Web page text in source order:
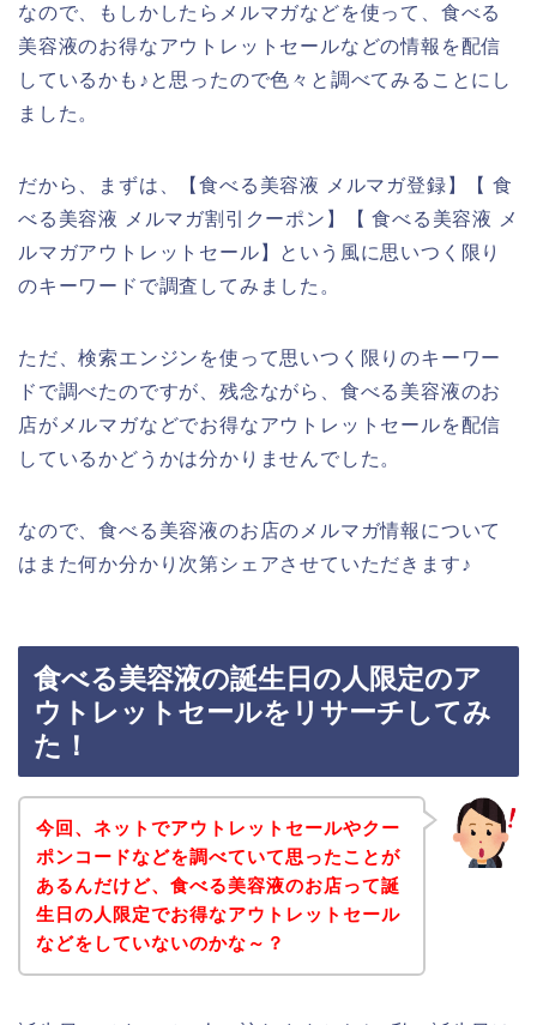
なので、もしかしたらメルマガなどを使って、食べる
美容液のお得なアウトレットセールなどの情報を配信
しているかも♪と思ったので色々と調べてみることにし
ました。
だから、まずは、【食べる美容液 メルマガ登録】【 食
べる美容液 メルマガ割引クーポン】【 食べる美容液 メ
ルマガアウトレットセール】という風に思いつく限り
のキーワードで調査してみました。
ただ、検索エンジンを使って思いつく限りのキーワー
ドで調べたのですが、残念ながら、食べる美容液のお
店がメルマガなどでお得なアウトレットセールを配信
しているかどうかは分かりませんでした。
なので、食べる美容液のお店のメルマガ情報について
はまた何か分かり次第シェアさせていただきます♪
食べる美容液の誕生日の人限定のア
ウトレットセールをリサーチしてみ
た！
今回、ネットでアウトレットセールやクー
ポンコードなどを調べていて思ったことが
あるんだけど、食べる美容液のお店って誕
生日の人限定でお得なアウトレットセール
などをしていないのかな～？